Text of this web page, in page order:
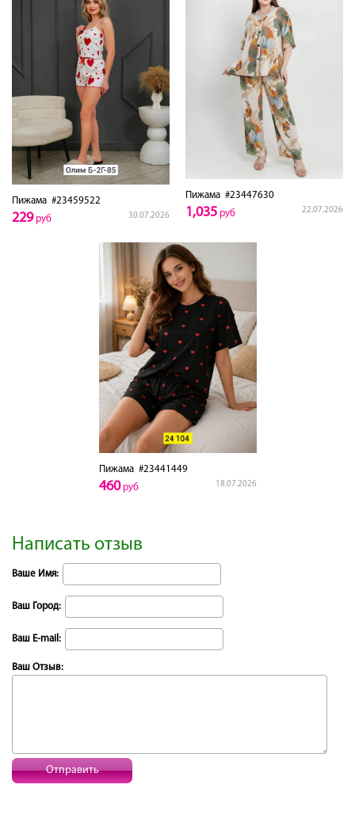
Пижама #23459522
30.07.2026
229руб
Пижама #23447630
22.07.2026
1,035 руб
Пижама#23441449
18.07.2026
460руб
Написать отзыв
Ваше Имя:
Ваш Город:
Ваш E-mail:
Ваш Отзыв:
Отправить